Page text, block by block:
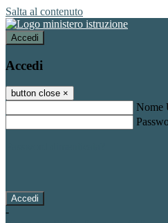
Salta al contenuto
Accedi
Accedi
button close ×
Nome
-